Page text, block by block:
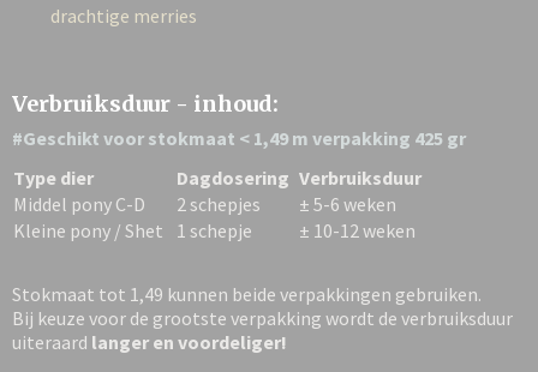
drachtige merries
Verbruiksduur - inhoud:
#Geschikt voor stokmaat < 1,49 m verpakking 425 gr
Type dier
Dagdosering Verbruiksduur
Middel pony C-D
2 schepjes
± 5-6 weken
Kleine pony / Shet
1 schepje ± 10-12 weken
Stokmaat tot 1,49 kunnen beide verpakkingen gebruiken.
Bij keuze voor de grootste verpakking wordt de verbruiksduur
uiteraard langer en voordeliger!